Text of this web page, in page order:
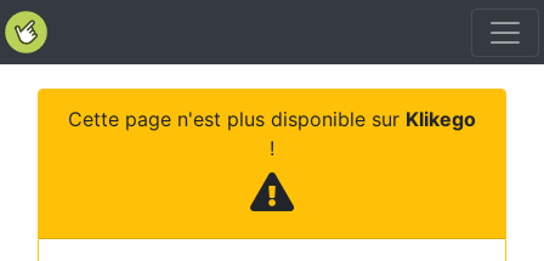
Cette page n'est plus disponible sur Klikego
!